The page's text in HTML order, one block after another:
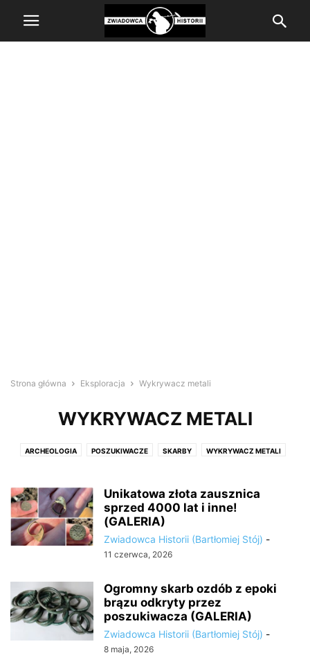
Strona główna Eksploracja Wykrywacz metali
WYKRYWACZ METALI
ARCHEOLOGIA POSZUKIWACZE SKARBY WYKRYWACZ METALI
Unikatowa złota zausznica
sprzed 4000 lat i inne!
(GALERIA)
Zwiadowca Historii (Bartłomiej Stój) -
11 czerwca, 2026
Ogromny skarb ozdób z epoki
brązu odkryty przez
poszukiwacza (GALERIA)
Zwiadowca Historii (Bartłomiej Stój) -
8 maja, 2026